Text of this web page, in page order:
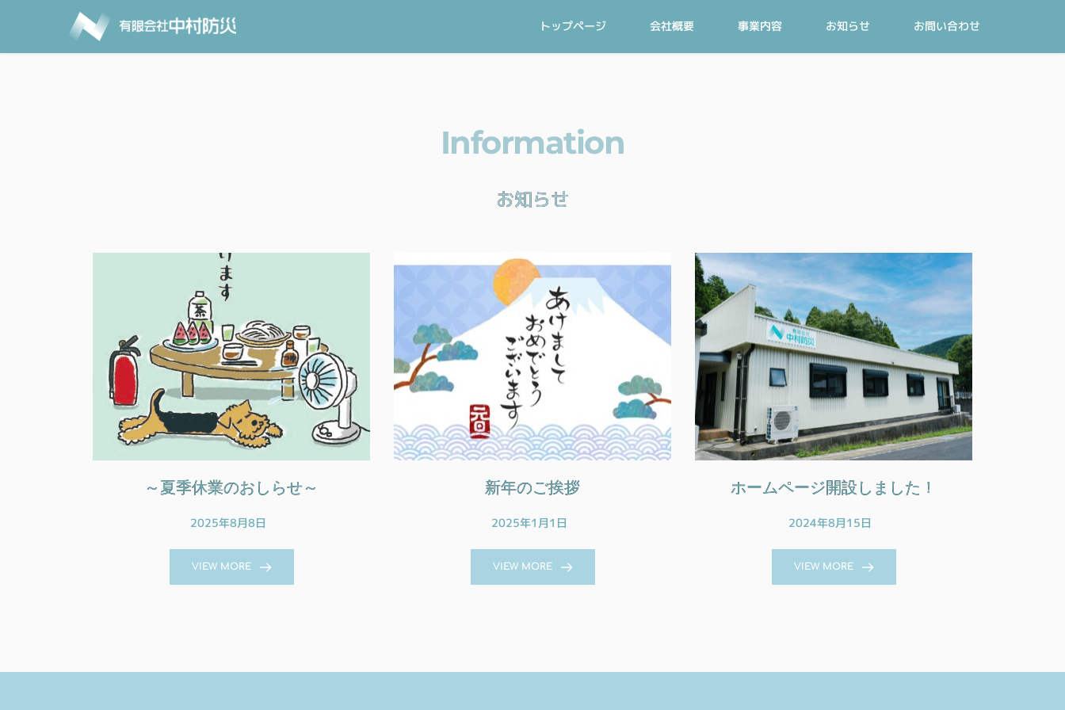
トップページ 会社概要 事業内容 お知らせ お問い合わせ
Information
お知らせ
～夏季休業のおしらせ～
2025年8月8日
VIEW MORE
新年のご挨拶
2025年1月1日
VIEW MORE
ホームページ開設しました！
2024年8月15日
VIEW MORE